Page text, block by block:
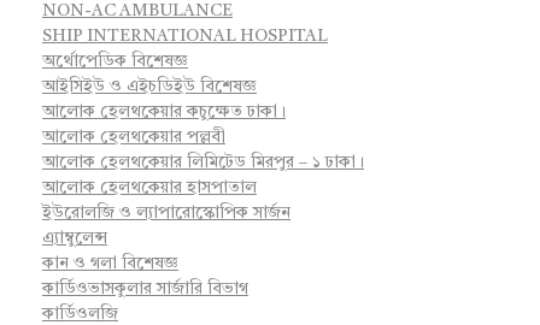
NON-AC AMBULANCE
SHIP INTERNATIONAL HOSPITAL
অর্থোপেডিক বিশেষজ্ঞ
আইসিইউ ও এইচডিইউ বিশেষজ্ঞ
আলোক হেলথকেয়ার কচুক্ষেত ঢাকা।
আলোক হেলথকেয়ার পল্লবী
আলোক হেলথকেয়ার লিমিটেড মিরপুর – ১ ঢাকা।
আলোক হেলথকেয়ার হাসপাতাল
ইউরোলজি ও ল্যাপারোস্কোপিক সার্জন
এ্যাম্বুলেন্স
কান ও গলা বিশেষজ্ঞ
কার্ডিওভাসকুলার সার্জারি বিভাগ
কার্ডিওলজি